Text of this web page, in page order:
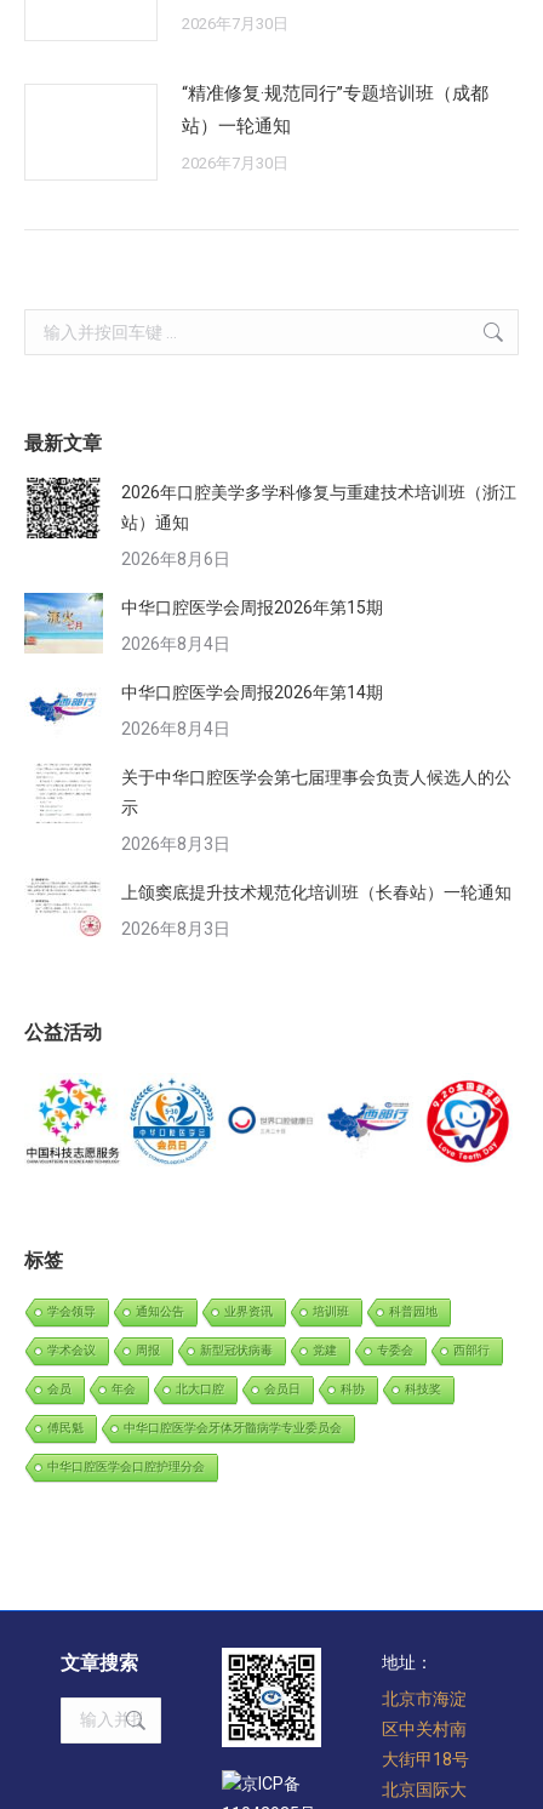
2026年7月30日
“精准修复·规范同行”专题培训班（成都
站）一轮通知
2026年7月30日
Search:
最新文章
2026年口腔美学多学科修复与重建技术培训班（浙江
站）通知
2026年8月6日
中华口腔医学会周报2026年第15期
2026年8月4日
中华口腔医学会周报2026年第14期
2026年8月4日
关于中华口腔医学会第七届理事会负责人候选人的公
示
2026年8月3日
上颌窦底提升技术规范化培训班（长春站）一轮通知
2026年8月3日
公益活动
标签
学会领导 通知公告 业界资讯 培训班 科普园地
学术会议 周报 新型冠状病毒 党建 专委会 西部行
会员 年会 北大口腔 会员日 科协 科技奖
傅民魁 中华口腔医学会牙体牙髓病学专业委员会
中华口腔医学会口腔护理分会
文章搜索
Search:
京ICP备
地址：
北京市海淀
区中关村南
大街甲18号
北京国际大